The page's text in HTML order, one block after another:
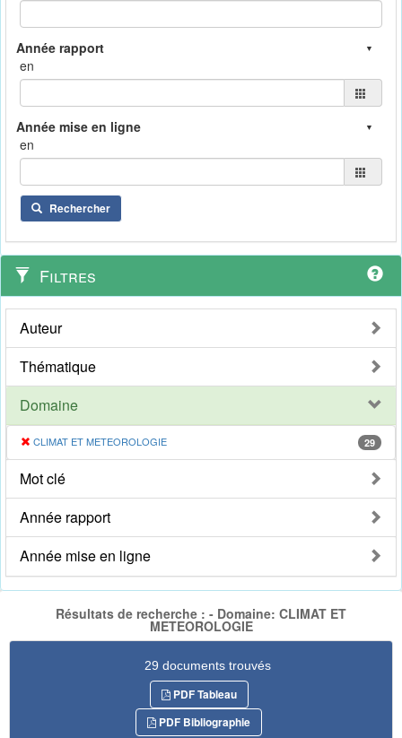
en
en
Rechercher
Filtres
Auteur
Thématique
Domaine
CLIMAT ET METEOROLOGIE 29
Mot clé
Année rapport
Année mise en ligne
Résultats de recherche : - Domaine: CLIMAT ET
METEOROLOGIE
29 documents trouvés
PDF Tableau
PDF Bibliographie